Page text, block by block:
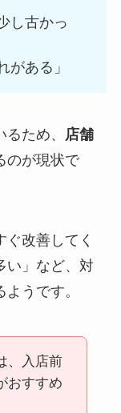
し古かっ
がある」
ため、
店舗
のが現状で
改善してく
い」など、対
うです。
、入店前
おすすめ